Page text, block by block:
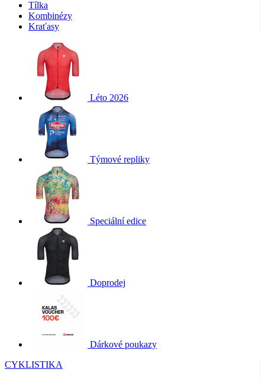
Tílka
Kombinézy
Kraťasy
Léto 2026
Týmové repliky
Speciální edice
Doprodej
Dárkové poukazy
CYKLISTIKA